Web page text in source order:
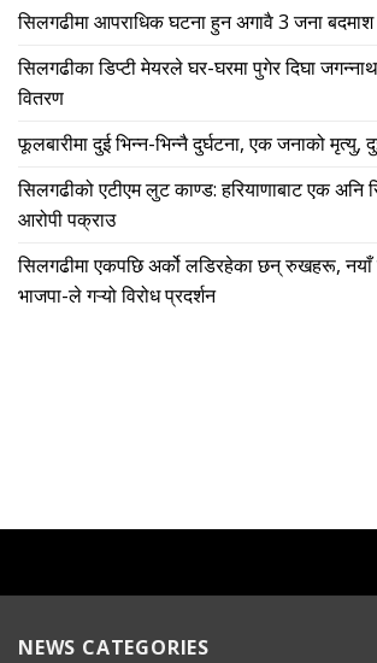
सिलगढीमा आपराधिक घटना हुन अगावै 3 जना
सिलगढीका डिप्टी मेयरले घर-घरमा पुगेर दिघा
वितरण
फूलबारीमा दुई भिन्न-भिन्नै दुर्घटना, एक जनाको मृत्यु,
सिलगढीको एटीएम लुट काण्ड: हरियाणाबाट एक अनि
आरोपी पक्राउ
सिलगढीमा एकपछि अर्को लडिरहेका छन् रुखहरू, नयाँ
भाजपा-ले गऱ्यो विरोध प्रदर्शन
NEWS CATEGORIES